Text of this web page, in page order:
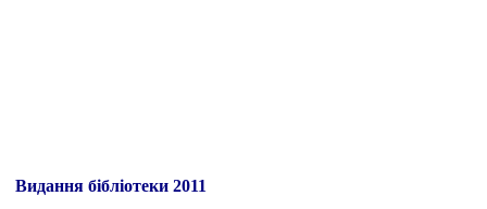
Видання бібліотеки 2011